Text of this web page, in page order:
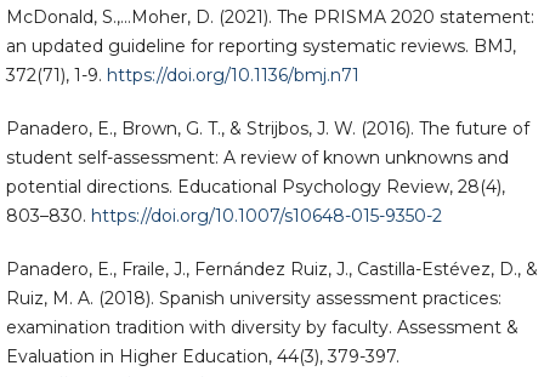
McDonald, S.,...Moher, D. (2021). The PRISMA 2020 statement:
an updated guideline for reporting systematic reviews. BMJ,
372(71), 1-9. https://doi.org/10.1136/bmj.n71
Panadero, E., Brown, G. T., & Strijbos, J. W. (2016). The future of
student self-assessment: A review of known unknowns and
potential directions. Educational Psychology Review, 28(4),
803–830. https://doi.org/10.1007/s10648-015-9350-2
Panadero, E., Fraile, J., Fernández Ruiz, J., Castilla-Estévez, D., &
Ruiz, M. A. (2018). Spanish university assessment practices:
examination tradition with diversity by faculty. Assessment &
Evaluation in Higher Education, 44(3), 379-397.